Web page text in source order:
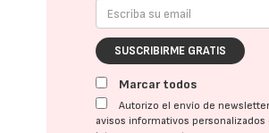
SUSCRIBIRME GRATIS
Marcar todos
Autorizo el envío de
avisos informativos personalizados